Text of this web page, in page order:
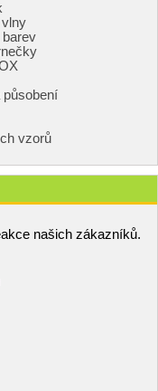
působení
vzorů
našich zákazníků.